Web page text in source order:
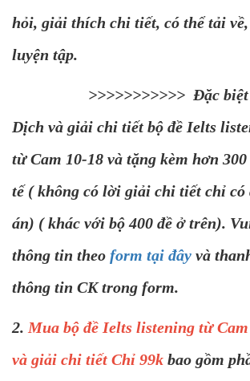
hỏi, giải thích chi tiết, có thể tải
luyện tập.
>>>>>>>>>>> Đặc biệt
Dịch và giải chi tiết bộ đề Ielts
từ Cam 10-18 và tặng kèm hơn
tế ( không có lời giải chi tiết chỉ có
án) ( khác với bộ 400 đề ở trên).
thông tin theo form tại đây và
thông tin CK trong form.
2. Mua bộ đề Ielts listening từ
và giải chi tiết Chỉ 99k bao gồm